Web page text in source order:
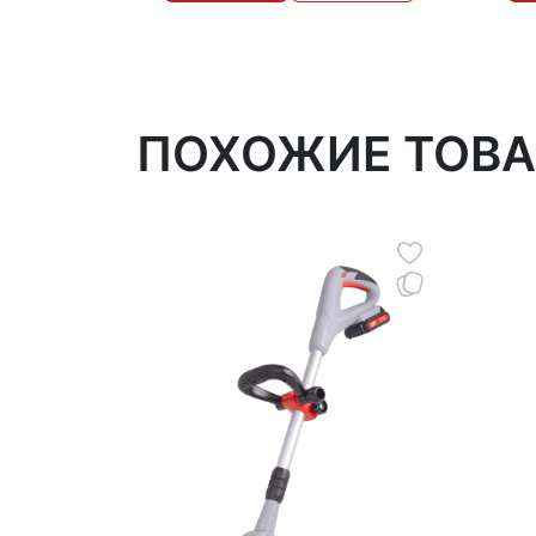
ПОХОЖИЕ